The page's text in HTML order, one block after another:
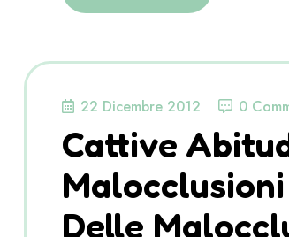
22 Dicembre 2012 0
Cattive
Delle